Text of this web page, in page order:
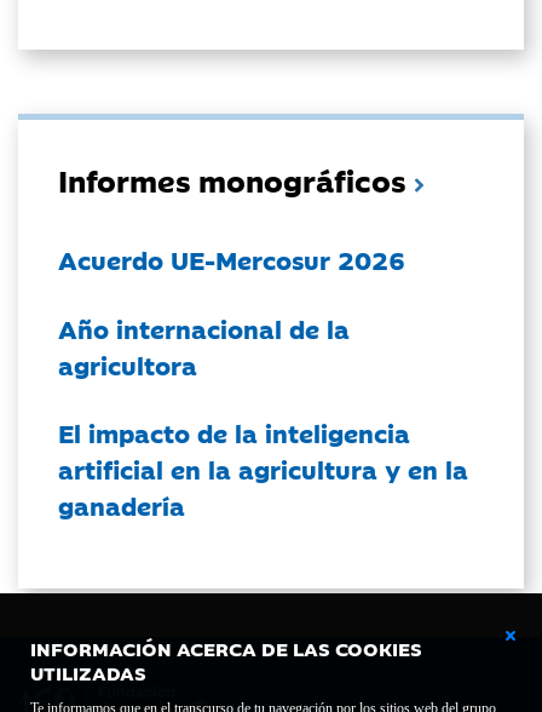
INFORMACIÓN ACERCA DE LAS COOKIES
UTILIZADAS
Te informamos que en el transcurso de tu navegación por los sitios web del grupo
Informes monográficos
Acuerdo UE-Mercosur 2026
Año internacional de la
agricultora
El impacto de la inteligencia
artificial en la agricultura y en la
ganadería